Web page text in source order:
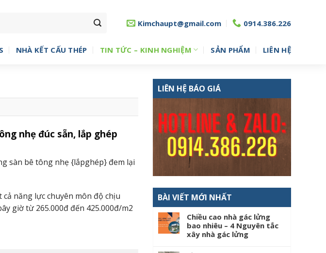
Kimchaupt@gmail.com 0914.386.226
NHÀ KẾT CẤU THÉP TIN TỨC – KINH NGHIỆM SẢN PHẨM LIÊN HỆ
nhẹ đúc sẵn, lắp ghép
sàn bê tông nhẹ {lắpghép} đem lại
năng lực chuyên môn độ chịu
giờ từ 265.000đ đến 425.000đ/m2
LIÊN HỆ BÁO GIÁ
BÀI VIẾT MỚI NHẤT
Chiều cao nhà gác lửng
bao nhiêu – 4 Nguyên tắc
xây nhà gác lửng